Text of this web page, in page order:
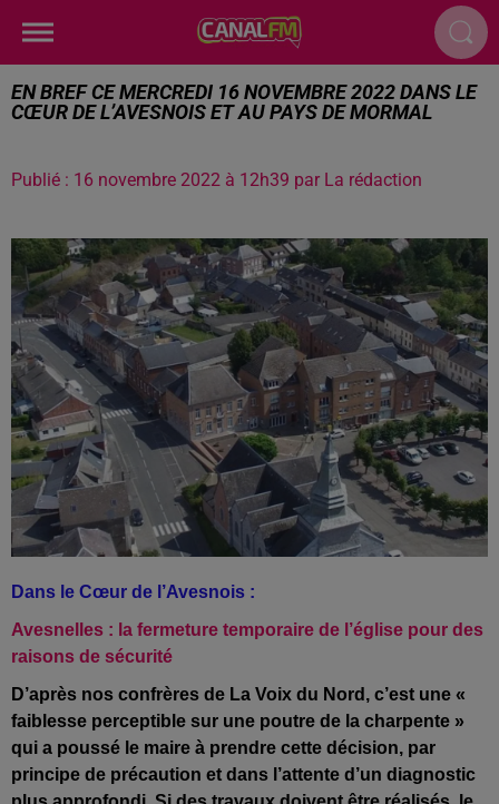
EN BREF CE MERCREDI 16 NOVEMBRE 2022 DANS LE
CŒUR DE L’AVESNOIS ET AU PAYS DE MORMAL
Publié : 16 novembre 2022 à 12h39 par La rédaction
Dans le Cœur de l’Avesnois :
Avesnelles : la fermeture temporaire de l’église pour des
raisons de sécurité
D’après nos confrères de La Voix du Nord, c’est une «
faiblesse perceptible sur une poutre de la charpente »
qui a poussé le maire à prendre cette décision, par
principe de précaution et dans l’attente d’un diagnostic